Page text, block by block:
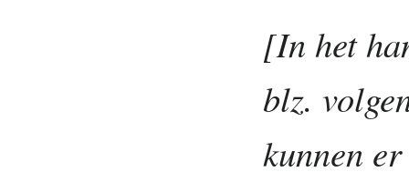
[In het
blz.
kunnen